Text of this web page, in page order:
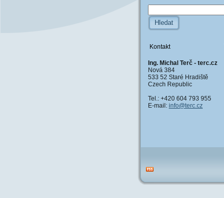
Kontakt
Ing. Michal Terč - terc.cz
Nová 384
533 52 Staré Hradiště
Czech Republic
Tel.: +420 604 793 955
E-mail: info@terc.cz